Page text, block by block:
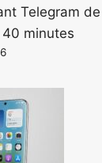
Telegram
minutes